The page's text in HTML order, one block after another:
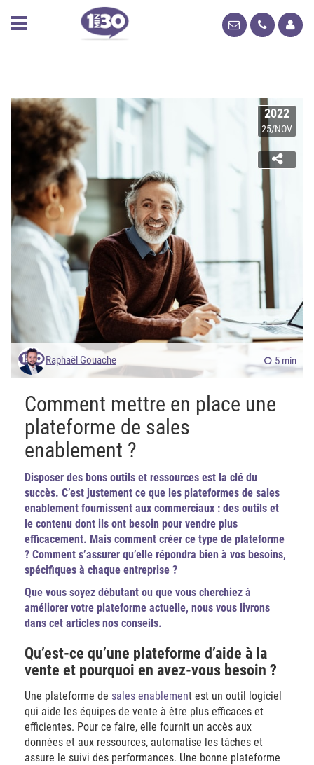
2022
25/NOV
Raphaël Gouache 5 min
Comment mettre en place une
plateforme de sales
enablement ?
Disposer des bons outils et ressources est la clé du
succès. C’est justement ce que les plateformes de sales
enablement fournissent aux commerciaux : des outils et
le contenu dont ils ont besoin pour vendre plus
efficacement. Mais comment créer ce type de plateforme
? Comment s’assurer qu’elle répondra bien à vos besoins,
spécifiques à chaque entreprise ?
Que vous soyez débutant ou que vous cherchiez à
améliorer votre plateforme actuelle, nous vous livrons
dans cet articles nos conseils.
Qu’est-ce qu’une plateforme d’aide à la
vente et pourquoi en avez-vous besoin ?
Une plateforme de sales enablement est un outil logiciel
qui aide les équipes de vente à être plus efficaces et
efficientes. Pour ce faire, elle fournit un accès aux
données et aux ressources, automatise les tâches et
assure le suivi des performances. Une bonne plateforme